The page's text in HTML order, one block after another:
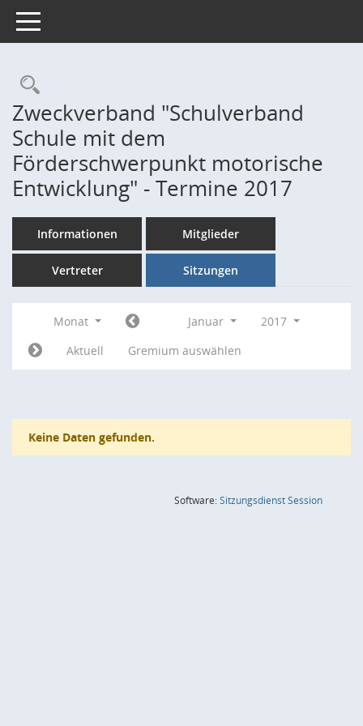
Toggle navigation
Rechercheauswahl
Zweckverband "Schulverband
Schule mit dem
Förderschwerpunkt motorische
Entwicklung" - Termine 2017
Informationen Mitglieder
Vertreter Sitzungen
Monat Januar
2017
Aktuell
Gremium auswählen
Keine Daten gefunden.
Software:SitzungsdienstSession(Wird in